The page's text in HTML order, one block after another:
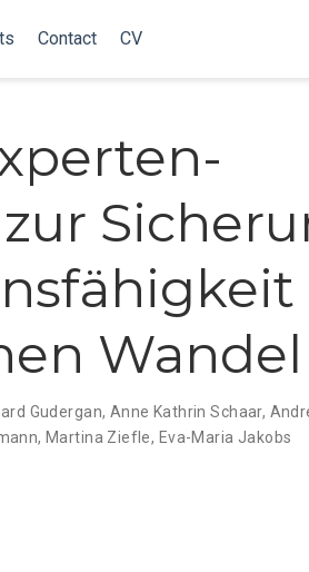
Contact CV
Wandel
Gudergan, Anne Kathrin Schaar,
,Martina Ziefle, Eva-Maria Jakobs